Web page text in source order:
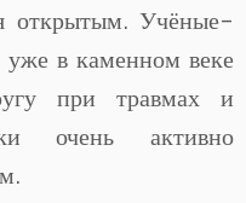
открытым. Учёные-
в каменном веке
при травмах и
очень активно